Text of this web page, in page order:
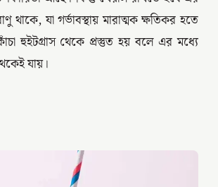
থাকে, যা গর্ভাবস্থায় মারাত্মক ক্ষতিকর হতে
হুইটগ্রাস থেকে প্রস্তুত হয় বলে এর মধ্যে
যায়।